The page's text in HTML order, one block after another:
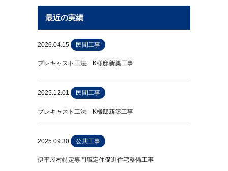
最近の実績
2026.04.15 民間工事
プレキャスト工法 K様邸新築工事
2025.12.01 民間工事
プレキャスト工法 K様邸新築工事
2025.09.30 公共工事
伊平屋村特定専門職定住促進住宅整備工事